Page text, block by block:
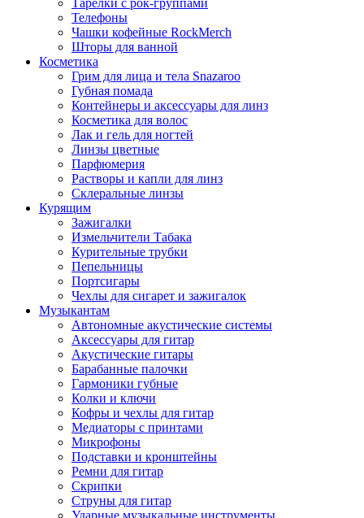
Тарелки с рок-группами
Телефоны
Чашки кофейные RockMerch
Шторы для ванной
Косметика
Грим для лица и тела Snazaroo
Губная помада
Контейнеры и аксессуары для линз
Косметика для волос
Лак и гель для ногтей
Линзы цветные
Парфюмерия
Растворы и капли для линз
Склеральные линзы
Курящим
Зажигалки
Измельчители Табака
Курительные трубки
Пепельницы
Портсигары
Чехлы для сигарет и зажигалок
Музыкантам
Автономные акустические системы
Аксессуары для гитар
Акустические гитары
Барабанные палочки
Гармоники губные
Колки и ключи
Кофры и чехлы для гитар
Медиаторы с принтами
Микрофоны
Подставки и кронштейны
Ремни для гитар
Скрипки
Струны для гитар
Ударные музыкальные инструменты